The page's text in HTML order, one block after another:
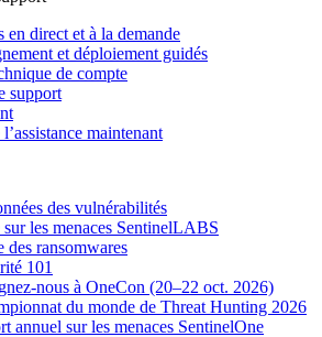
en direct et à la demande
et déploiement guidés
de compte
support
maintenant
des vulnérabilités
sur les menaces SentinelLABS
des ransomwares
101
nous à OneCon (20–22 oct. 2026)
du monde de Threat Hunting 2026
annuel sur les menaces SentinelOne